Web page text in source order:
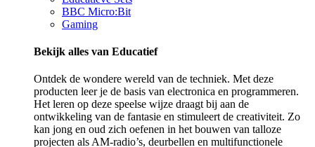
BBC Micro:Bit
Gaming
Bekijk alles van Educatief
Ontdek de wondere wereld van de techniek. Met deze
producten leer je de basis van electronica en programmeren.
Het leren op deze speelse wijze draagt bij aan de
ontwikkeling van de fantasie en stimuleert de creativiteit. Zo
kan jong en oud zich oefenen in het bouwen van talloze
projecten als AM-radio’s, deurbellen en multifunctionele